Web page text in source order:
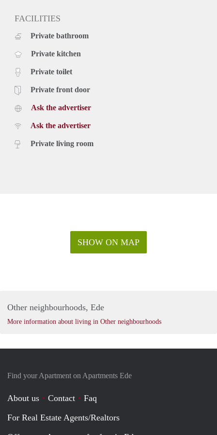
FACILITIES
Private bathroom
Private kitchen
Private toilet
Private front door
Ask the advertiser
Ask the advertiser
Private living room
SHOW ON MAP
Other neighbourhoods, Ede
More information about living in Other neighbourhoods
Find your Apartment on Apartments Ede
About us Contact
Faq
For Real Estate Agents/Realtors